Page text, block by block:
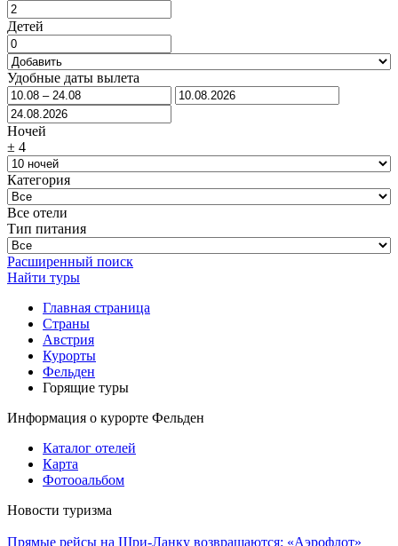
Детей
Удобные даты вылета
Ночей
± 4
Категория
Все отели
Тип питания
Расширенный поиск
Найти туры
Главная страница
Cтраны
Австрия
Курорты
Фельден
Горящие туры
Информация о курорте Фельден
Каталог отелей
Карта
Фотооальбом
Новости туризма
Прямые рейсы на Шри-Ланку возвращаются: «Аэрофлот»